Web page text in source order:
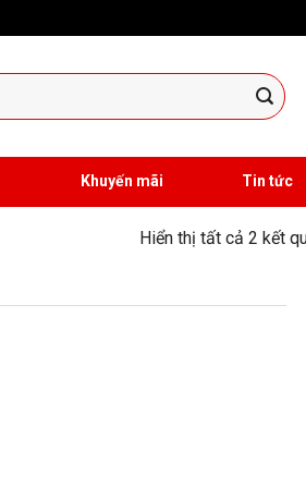
Khuyến mãi Tin tức
Hiển thị tất cả 2 kết